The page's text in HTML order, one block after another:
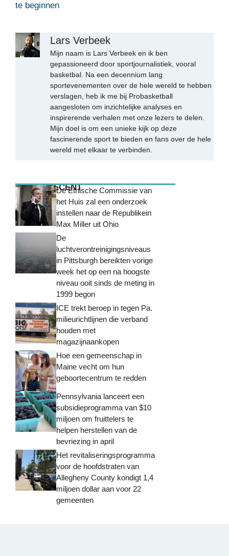
te beginnen
Lars Verbeek
Mijn naam is Lars Verbeek en ik ben
gepassioneerd door sportjournalistiek, vooral
basketbal. Na een decennium lang
sportevenementen over de hele wereld te hebben
verslagen, heb ik me bij Probasketball
aangesloten om inzichtelijke analyses en
inspirerende verhalen met onze lezers te delen.
Mijn doel is om een unieke kijk op deze
fascinerende sport te bieden en fans over de hele
wereld met elkaar te verbinden.
MEEST RECENTDe Ethische Commissie van
het Huis zal een onderzoek
instellen naar de Republikein
Max Miller uit Ohio
De
luchtverontreinigingsniveaus
in Pittsburgh bereikten vorige
week het op een na hoogste
niveau ooit sinds de meting in
1999 begon
ICE trekt beroep in tegen Pa.
milieurichtlijnen die verband
houden met
magazijnaankopen
Hoe een gemeenschap in
Maine vecht om hun
geboortecentrum te redden
Pennsylvania lanceert een
subsidieprogramma van $10
miljoen om fruittelers te
helpen herstellen van de
bevriezing in april
Het revitaliseringsprogramma
voor de hoofdstraten van
Allegheny County kondigt 1,4
miljoen dollar aan voor 22
gemeenten